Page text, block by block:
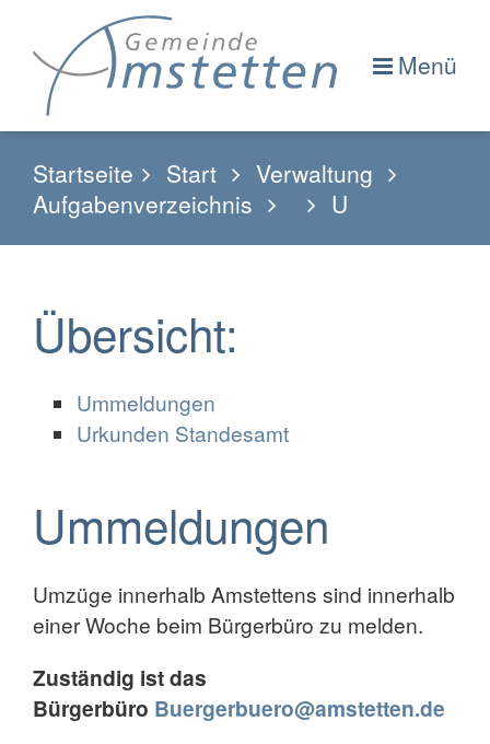
Menü
Startseite Start
Verwaltung
Aufgabenverzeichnis
U
Übersicht:
Ummeldungen
Urkunden Standesamt
Ummeldungen
Umzüge innerhalb Amstettens sind innerhalb
einer Woche beim Bürgerbüro zu melden.
Zuständig ist das
Bürgerbüro Buergerbuero@amstetten.de